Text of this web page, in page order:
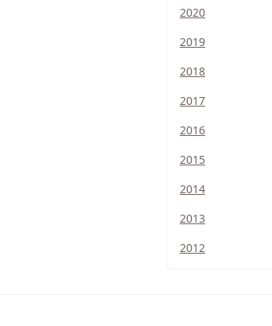
2020
2019
2018
2017
2016
2015
2014
2013
2012